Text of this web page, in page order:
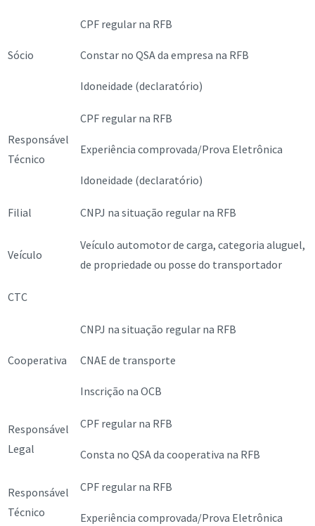
Sócio
CPF regular na RFB
Constar no QSA da empresa na RFB
Idoneidade (declaratório)
Responsável
Técnico
CPF regular na RFB
Experiência comprovada/Prova Eletrônica
Idoneidade (declaratório)
Filial CNPJ na situação regular na RFB
Veículo
Veículo automotor de carga, categoria aluguel,
de propriedade ou posse do transportador
CTC
Cooperativa
CNPJ na situação regular na RFB
CNAE de transporte
Inscrição na OCB
Responsável
Legal
CPF regular na RFB
Consta no QSA da cooperativa na RFB
Responsável
Técnico
CPF regular na RFB
Experiência comprovada/Prova Eletrônica